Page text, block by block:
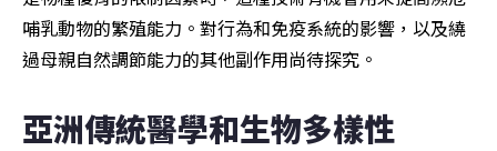
哺乳動物的繁殖能力。對行為和免疫系統的影響，以及繞
過母親自然調節能力的其他副作用尚待探究。
亞洲傳統醫學和生物多樣性